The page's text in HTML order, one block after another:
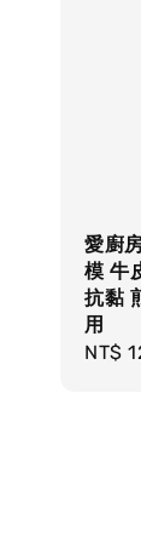
愛廚
模 牛
抗黏
用
NT$